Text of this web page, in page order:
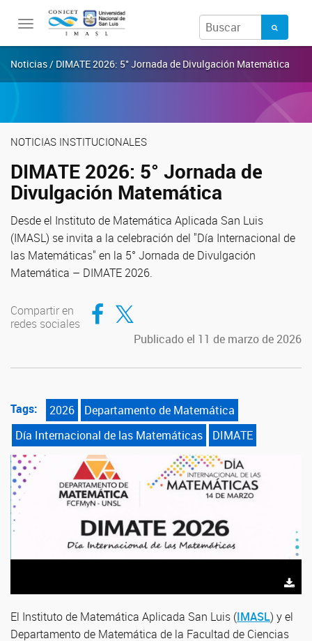
Toggle
navigation
Noticias / DIMATE 2026: 5° Jornada de Divulgación Matemática
NOTICIAS INSTITUCIONALES
DIMATE 2026: 5° Jornada de
Divulgación Matemática
Desde el Instituto de Matemática Aplicada San Luis
(IMASL) se invita a la celebración del "Día Internacional de
las Matemáticas" en la 5° Jornada de Divulgación
Matemática – DIMATE 2026.
Compartir en
redes sociales
Compartir en Facebook
Compartir en Twitter
Publicado el 11 de marzo de 2026
Tags: 2026
Departamento de Matemática
Día Internacional de las Matemáticas
DIMATE
El Instituto de Matemática Aplicada San Luis (IMASL) y el
Departamento de Matemática de la Facultad de Ciencias